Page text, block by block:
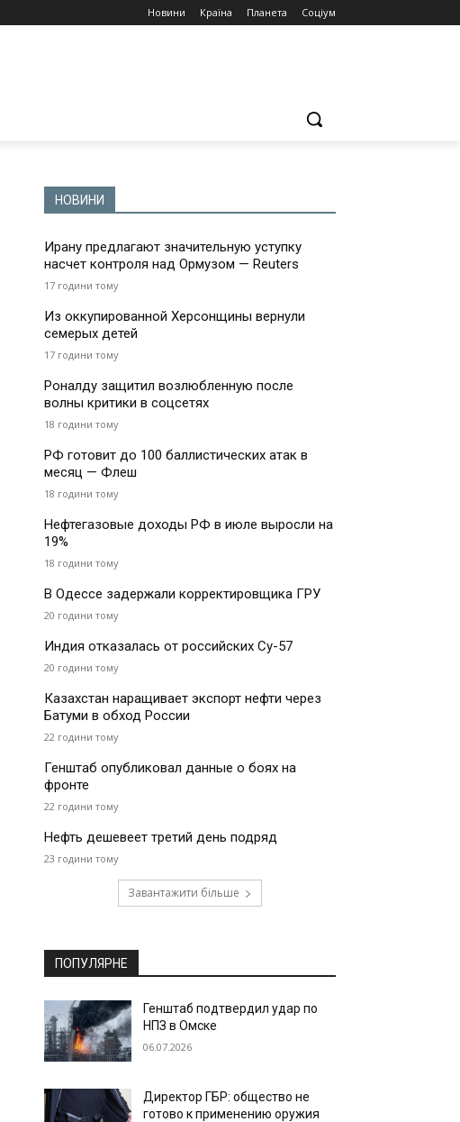
Новини Країна Планета Соціум
НОВИНИ
Ирану предлагают значительную уступку
насчет контроля над Ормузом — Reuters
17 години тому
Из оккупированной Херсонщины вернули
семерых детей
17 години тому
Роналду защитил возлюбленную после
волны критики в соцсетях
18 години тому
РФ готовит до 100 баллистических атак в
месяц — Флеш
18 години тому
Нефтегазовые доходы РФ в июле выросли на
19%
18 години тому
В Одессе задержали корректировщика ГРУ
20 години тому
Индия отказалась от российских Су-57
20 години тому
Казахстан наращивает экспорт нефти через
Батуми в обход России
22 години тому
Генштаб опубликовал данные о боях на
фронте
22 години тому
Нефть дешевеет третий день подряд
23 години тому
Завантажити більше
ПОПУЛЯРНЕ
Генштаб подтвердил удар по
НПЗ в Омске
06.07.2026
Директор ГБР: общество не
готово к применению оружия